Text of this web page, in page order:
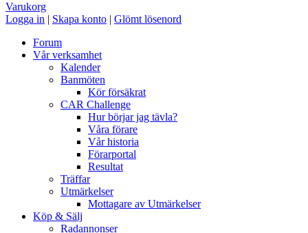
Varukorg
Logga in | Skapa konto | Glömt lösenord
Forum
Vår verksamhet
Kalender
Banmöten
Kör försäkrat
CAR Challenge
Hur börjar jag tävla?
Våra förare
Vår historia
Förarportal
Resultat
Träffar
Utmärkelser
Mottagare av Utmärkelser
Köp & Sälj
Radannonser